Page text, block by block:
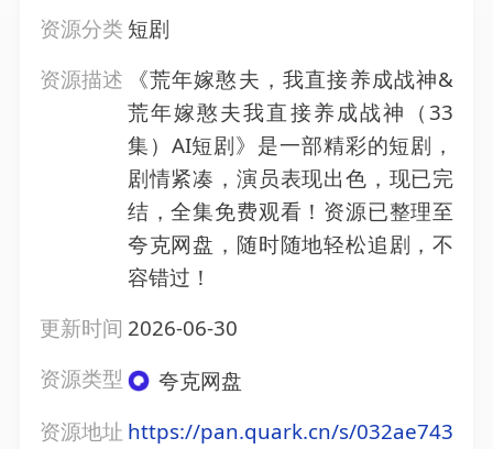
资源分类 短剧
资源描述
《荒年嫁憨夫，我直接养成战神&
荒年嫁憨夫我直接养成战神（33
集）AI短剧》是一部精彩的短剧，
剧情紧凑，演员表现出色，现已完
结，全集免费观看！资源已整理至
夸克网盘，随时随地轻松追剧，不
容错过！
更新时间 2026-06-30
资源类型
夸克网盘
资源地址 https://pan.quark.cn/s/032ae743